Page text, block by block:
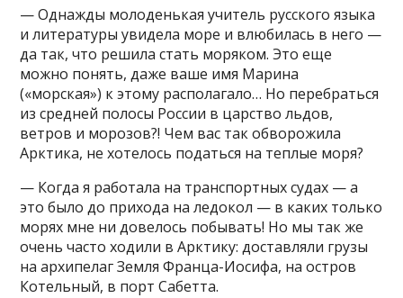
— Однажды молоденькая учитель русского языка
и литературы увидела море и влюбилась в него —
да так, что решила стать моряком. Это еще
можно понять, даже ваше имя Марина
(«морская») к этому располагало… Но перебраться
из средней полосы России в царство льдов,
ветров и морозов?! Чем вас так обворожила
Арктика, не хотелось податься на теплые моря?
— Когда я работала на транспортных судах — а
это было до прихода на ледокол — в каких только
морях мне ни довелось побывать! Но мы так же
очень часто ходили в Арктику: доставляли грузы
на архипелаг Земля Франца-Иосифа, на остров
Котельный, в порт Сабетта.